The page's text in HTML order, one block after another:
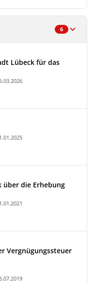
6
Lübeck für das
über die Erhebung
Vergnügungssteuer